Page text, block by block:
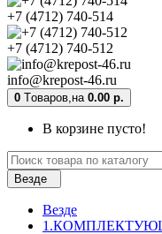
+7 (4712) 740-514
+7 (4712) 740-512
info@krepost-46.ru
0 Tоваров, на 0.00 р.
В корзине пусто!
Везде
Везде